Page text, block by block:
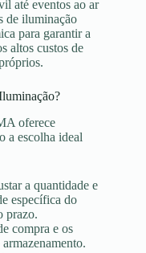
até eventos ao ar
de iluminação
para garantir a
altos custos de
oferece
a escolha ideal
a quantidade e
específica do
prazo.
compra e os